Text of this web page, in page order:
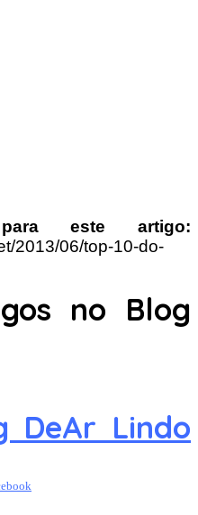
este artigo:
2013/06/top-10-do-
no Blog
DeAr Lindo